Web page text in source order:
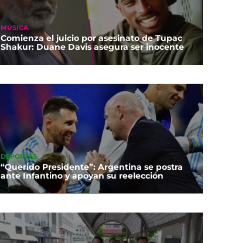
MÚSICA
Comienza el juicio por asesinato de Tupac
Shakur: Duane Davis asegura ser inocente
DEPORTES
“Querido Presidente”: Argentina se postra
ante Infantino y apoyan su reelección